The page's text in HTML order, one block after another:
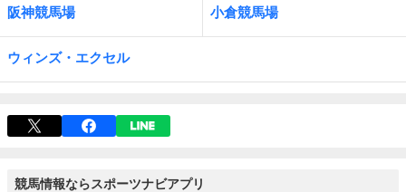
阪神競馬場 小倉競馬場
ウィンズ・エクセル
競馬情報ならスポーツナビアプリ